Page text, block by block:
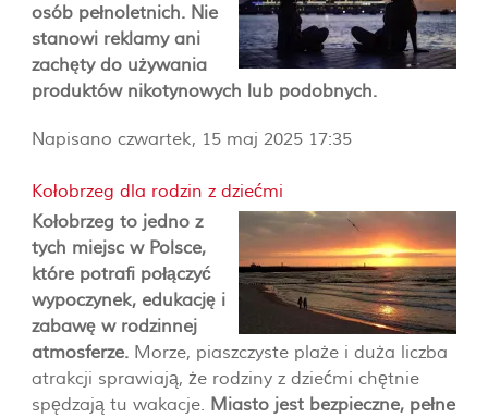
osób pełnoletnich. Nie
stanowi reklamy ani
zachęty do używania
produktów nikotynowych lub podobnych.
Napisano czwartek, 15 maj 2025 17:35
Kołobrzeg dla rodzin z dziećmi
Kołobrzeg to jedno z
tych miejsc w Polsce,
które potrafi połączyć
wypoczynek, edukację i
zabawę w rodzinnej
atmosferze. Morze, piaszczyste plaże i duża liczba
atrakcji sprawiają, że rodziny z dziećmi chętnie
spędzają tu wakacje. Miasto jest bezpieczne, pełne